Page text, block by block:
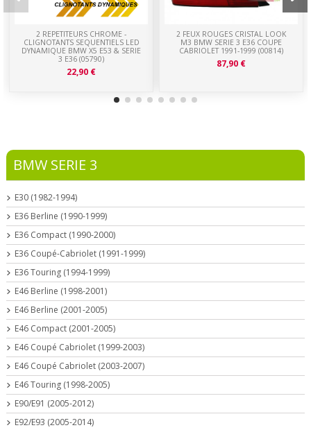
2 REPETITEURS CHROME -
CLIGNOTANTS SEQUENTIELS LED
DYNAMIQUE BMW X5 E53 & SERIE
3 E36 (05790)
22,90 €
2 FEUX ROUGES CRISTAL LOOK
M3 BMW SERIE 3 E36 COUPE
CABRIOLET 1991-1999 (00814)
87,90 €
BMW SERIE 3
E30 (1982-1994)
E36 Berline (1990-1999)
E36 Compact (1990-2000)
E36 Coupé-Cabriolet (1991-1999)
E36 Touring (1994-1999)
E46 Berline (1998-2001)
E46 Berline (2001-2005)
E46 Compact (2001-2005)
E46 Coupé Cabriolet (1999-2003)
E46 Coupé Cabriolet (2003-2007)
E46 Touring (1998-2005)
E90/E91 (2005-2012)
E92/E93 (2005-2014)